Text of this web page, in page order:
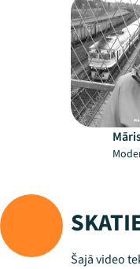
Šajā video